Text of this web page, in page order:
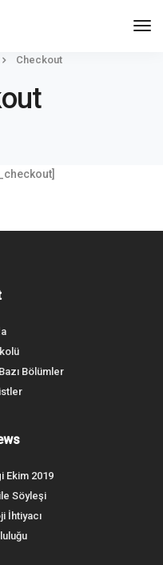
Checkout
Bölümler
Ekim 2019
Söyleşi
İhtiyacı